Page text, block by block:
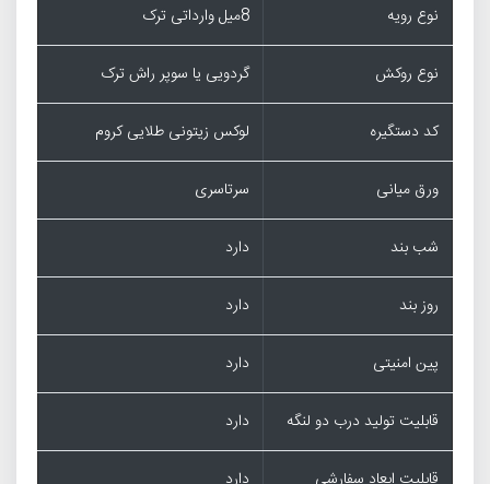
نوع رویه 8میل وارداتی ترک
نوع روکش گردویی یا سوپر راش ترک
کد دستگیره لوکس زیتونی طلایی کروم
ورق میانی سرتاسری
شب بند دارد
روز بند دارد
پین امنیتی دارد
قابلیت تولید درب دو لنگه دارد